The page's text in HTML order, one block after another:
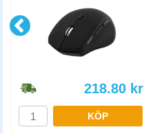
218.80 kr
KÖP